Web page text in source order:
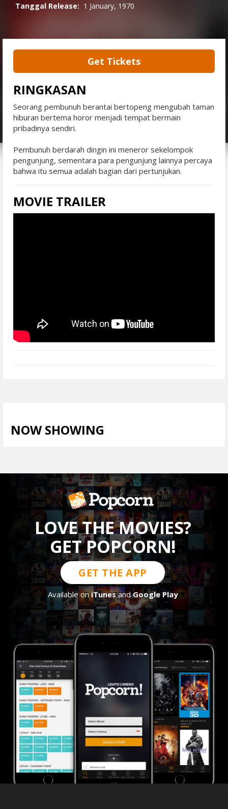
Tanggal Release: 1 January, 1970
Get Tickets
RINGKASAN
Seorang pembunuh berantai bertopeng mengubah taman
hiburan bertema horor menjadi tempat bermain
pribadinya sendiri.
Pembunuh berdarah dingin ini meneror sekelompok
pengunjung, sementara para pengunjung lainnya percaya
bahwa itu semua adalah bagian dari pertunjukan.
MOVIE TRAILER
NOW SHOWING
LOVE THE MOVIES?
GET POPCORN!
GET THE APP
Available oniTunesandGoogle Play